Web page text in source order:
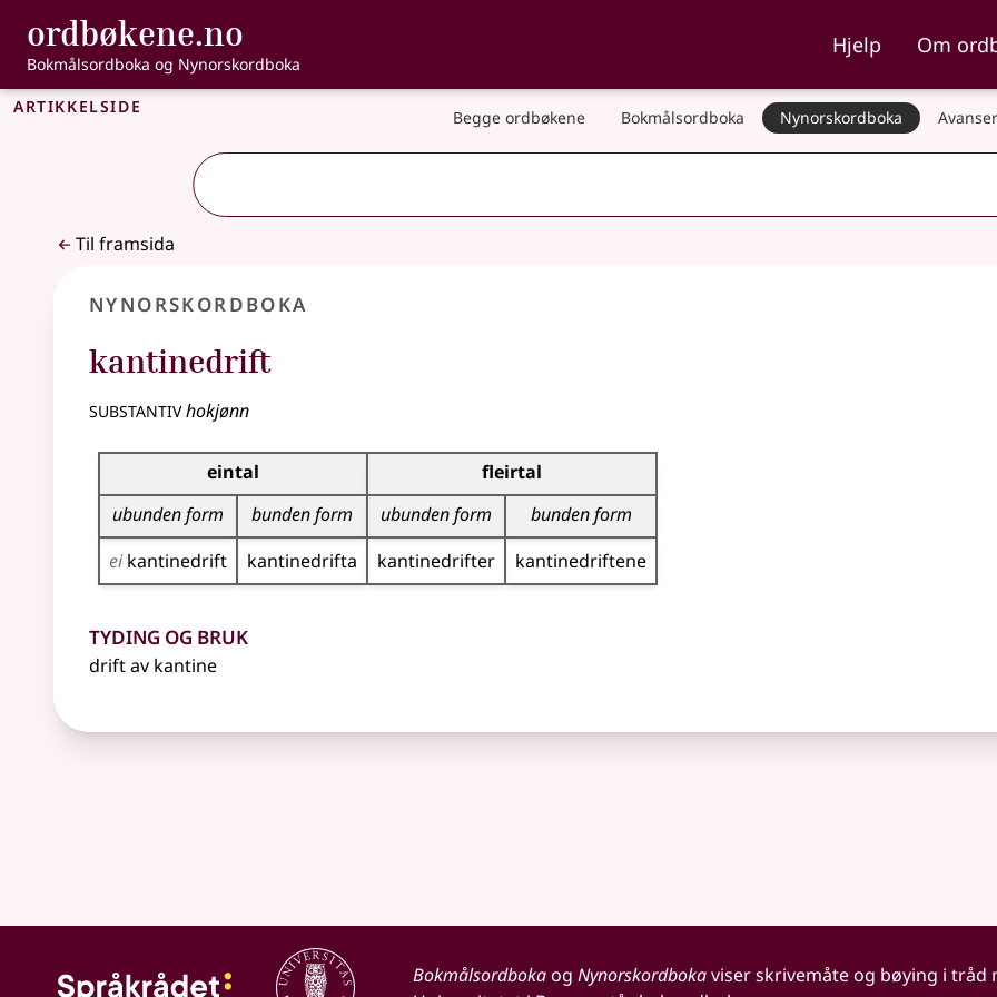
Gå til hovudinnhald
Tilgjenge
ordbøkene.no , Bokmålsordboka og Nynorskordboka
Bokmålsordboka og Nynorskordboka
Hjelp Om
Artikkelside Begge ordbøkene Bokmålsordboka Nynorskordboka
Til framsida
Nynorskordboka
kantinedrift
substantivhokjønn
Bøyningstabell for dette substantivet
eintal
fleirtal
ubunden form
bunden form ubunden form
bunden form
ei kantine­drift kantine­drifta kantine­drifter kantine­driftene
Tyding og bruk
drift av kantine
Bokmålsordbokaog Nynorskordbokaviser skrivemåte og bøying i tråd